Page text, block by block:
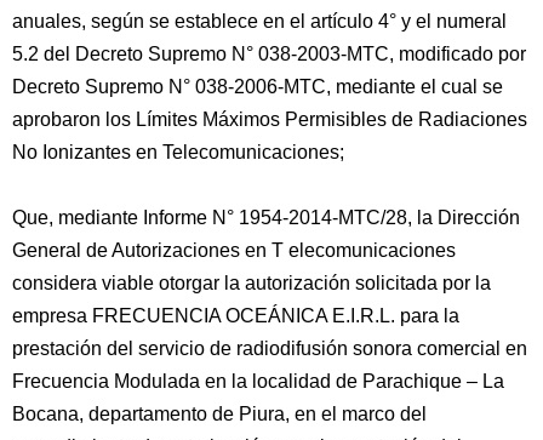
anuales, según se establece en el artículo 4° y el numeral
5.2 del Decreto Supremo N° 038-2003-MTC, modificado por
Decreto Supremo N° 038-2006-MTC, mediante el cual se
aprobaron los Límites Máximos Permisibles de Radiaciones
No Ionizantes en Telecomunicaciones;
Que, mediante Informe N° 1954-2014-MTC/28, la Dirección
General de Autorizaciones en T elecomunicaciones
considera viable otorgar la autorización solicitada por la
empresa FRECUENCIA OCEÁNICA E.I.R.L. para la
prestación del servicio de radiodifusión sonora comercial en
Frecuencia Modulada en la localidad de Parachique – La
Bocana, departamento de Piura, en el marco del